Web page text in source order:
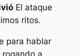
El ataque
ritos.
para hablar
a